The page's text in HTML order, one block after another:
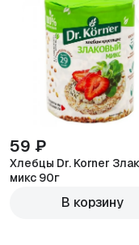
59 ₽
Хлебцы Dr. Korner
микс 90г
В корзину